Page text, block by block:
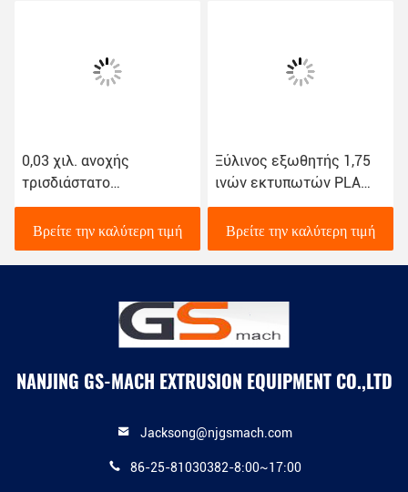
0,03 χιλ. ανοχής
τρισδιάστατο
εκτυπωτών ινών
εργοστάσιο βιδών
εξωθητών ενιαίο άμεσο
Βρείτε την καλύτερη τιμή
Ξύλινος εξωθητής 1,75
ινών εκτυπωτών PLA
πλαστικός τρισδιάστατος
γραμμή εξώθησης 3,00
χιλ.
Βρείτε την καλύτερη τιμή
NANJING GS-MACH EXTRUSION EQUIPMENT CO.,LTD
Jacksong@njgsmach.com
86-25-81030382-8:00~17:00